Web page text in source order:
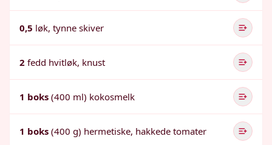
0,5 løk, tynne skiver
2 fedd hvitløk, knust
1 boks (400 ml) kokosmelk
1 boks (400 g) hermetiske, hakkede tomater